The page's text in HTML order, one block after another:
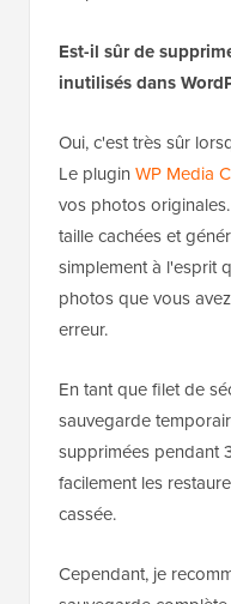
les plus courantes.
inutilisés dans
Oui, c'est très sûr
Le pluginWP Media
vos photos originales.
taille cachées et
simplement à l'esprit
erreur.
En tant que filet de
sauvegarde
supprimées pendant
cassée.